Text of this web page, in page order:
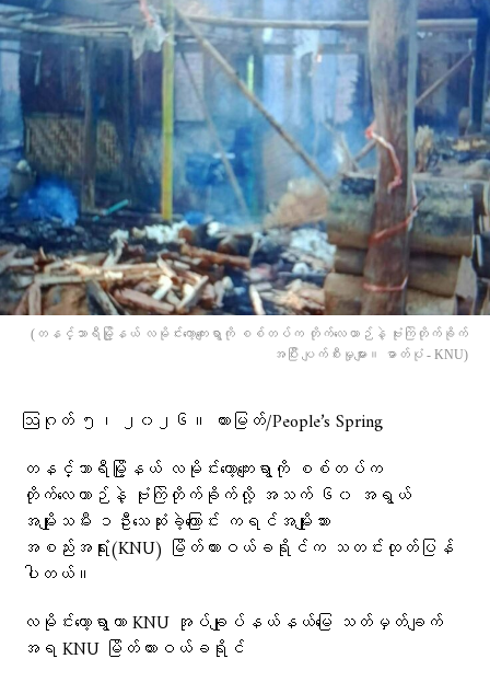
(တနင်္သာရီမြို့နယ် လမိုင်းကော့ကျေးရွာကို စစ်တပ်က တိုက်လေယာဉ်နဲ့ ဗုံးကြဲတိုက်ခိုက်
အပြီး ပျက်စီးမှုများ။ ဓာတ်ပုံ - KNU)
ဩဂုတ် ၅၊ ၂၀၂၆။ ထားမြတ်/People’s Spring
တနင်္သာရီမြို့နယ် လမိုင်းကော့ကျေးရွာကို စစ်တပ်က
တိုက်လေယာဉ်နဲ့ ဗုံးကြဲတိုက်ခိုက်လို့ အသက် ၆၀ အရွယ်
အမျိုးသမီး ၁ဦးသေဆုံးခဲ့ကြောင်း ကရင်အမျိုးသား
အစည်းအရုံး(KNU) မြိတ်ထားဝယ်ခရိုင်က သတင်းထုတ်ပြန်
ပါတယ်။
လမိုင်းကော့ရွာဟာ KNU အုပ်ချုပ်နယ်နယ်မြေ သတ်မှတ်ချက်
အရ KNU မြိတ်ထားဝယ်ခရိုင်